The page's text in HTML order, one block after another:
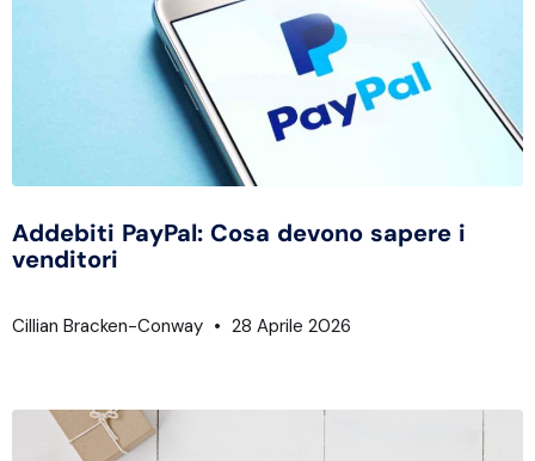
Addebiti PayPal: Cosa devono sapere i
venditori
Cillian Bracken-Conway 28 Aprile 2026